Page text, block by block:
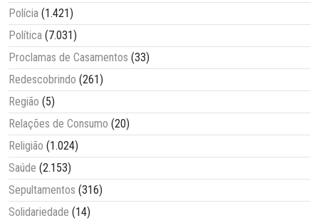
Polícia (1.421)
Política (7.031)
Proclamas de Casamentos (33)
Redescobrindo (261)
Região (5)
Relações de Consumo (20)
Religião (1.024)
Saúde (2.153)
Sepultamentos (316)
Solidariedade (14)